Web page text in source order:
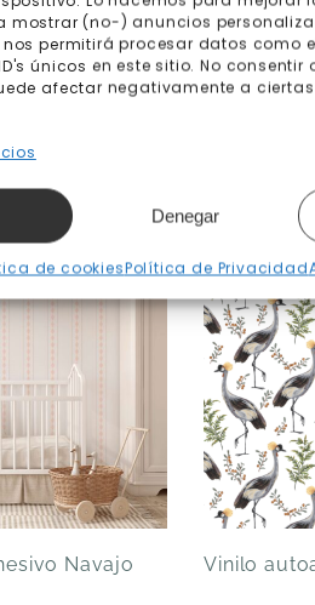
mostrar (no-) anuncios
permitirá procesar datos como
únicos en este sitio. No consentir
afectar negativamente a
Denegar
de cookiesPolítica de Privacidad
Navajo
Vinilo